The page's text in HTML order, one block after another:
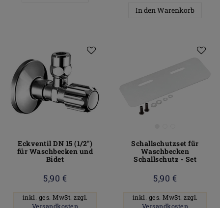
In den Warenkorb
Eckventil DN 15 (1/2")
für Waschbecken und
Bidet
5,90 €
inkl. ges. MwSt. zzgl.
Versandkosten
Schallschutzset für
Waschbecken
Schallschutz - Set
5,90 €
inkl. ges. MwSt. zzgl.
Versandkosten